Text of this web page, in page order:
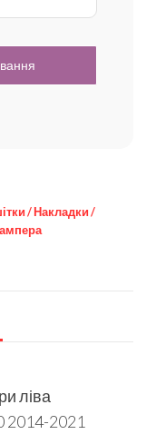
/ Накладки /
ліва
2014-2021